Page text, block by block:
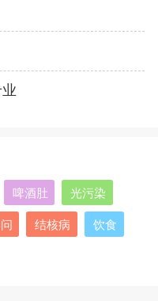
啤酒肚 光污染
结核病 饮食